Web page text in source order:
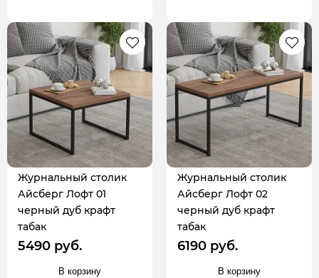
Журнальный столик
Айсберг Лофт 01
черный дуб крафт
табак
5490 руб.
В корзину
Журнальный столик
Айсберг Лофт 02
черный дуб крафт
табак
6190 руб.
В корзину